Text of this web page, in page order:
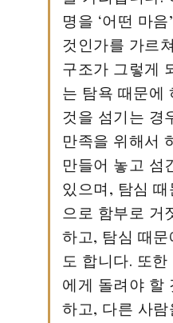
명을 ‘어떤 마
것인가를 가르
구조가 그렇게
는 탐욕 때문에
것을 섬기는 경
만족을 위해서
만들어 놓고 섬
있으며, 탐심
으로 함부로 거
하고, 탐심 때
도 합니다. 또
에게 돌려야 할
하고, 다른 사